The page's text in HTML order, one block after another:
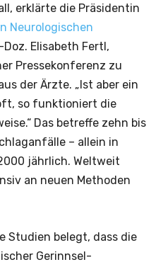
erklärte die Präsidentin
Neurologischen
Doz. Elisabeth Fertl,
Pressekonferenz zu
der Ärzte. „Ist aber ein
so funktioniert die
Das betreffe zehn bis
– allein in
jährlich. Weltweit
an neuen Methoden
Studien belegt, dass die
Gerinnsel-